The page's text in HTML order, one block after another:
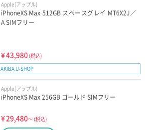
Apple(アップル)
iPhoneXS Max 512GB スペースグレイ MT6X2J／
A SIMフリー
¥43,980 (税込)
AKIBA U-SHOP
Apple(アップル)
iPhoneXS Max 256GB ゴールド SIMフリー
¥29,480～ (税込)